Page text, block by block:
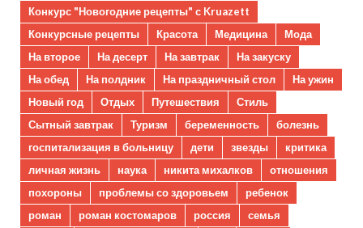
Конкурс "Новогодние рецепты" с Kruazett
Конкурсные рецепты
Красота Медицина
Мода
На второе
На десерт На завтрак
На закуску
На обед
На полдник На праздничный стол
На ужин
Новый год
Отдых Путешествия
Стиль
Сытный завтрак
Туризм беременность
болезнь
госпитализация в больницу
дети звезды
критика
личная жизнь
наука никита михалков
отношения
похороны
проблемы со здоровьем
ребенок
роман
роман костомаров россия
семья